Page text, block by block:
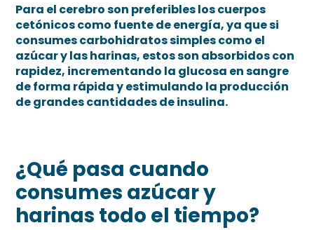
Para el cerebro son preferibles los cuerpos
cetónicos como fuente de energía, ya que si
consumes carbohidratos simples como el
azúcar y las harinas, estos son absorbidos con
rapidez, incrementando la glucosa en sangre
de forma rápida y estimulando la producción
de grandes cantidades de insulina.
¿Qué pasa cuando
consumes azúcar y
harinas todo el tiempo?